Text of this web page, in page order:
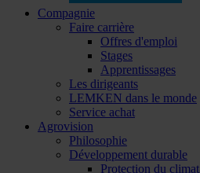
Compagnie
Faire carrière
Offres d'emploi
Stages
Apprentissages
Les dirigeants
LEMKEN dans le monde
Service achat
Agrovision
Philosophie
Développement durable
Protection du climat